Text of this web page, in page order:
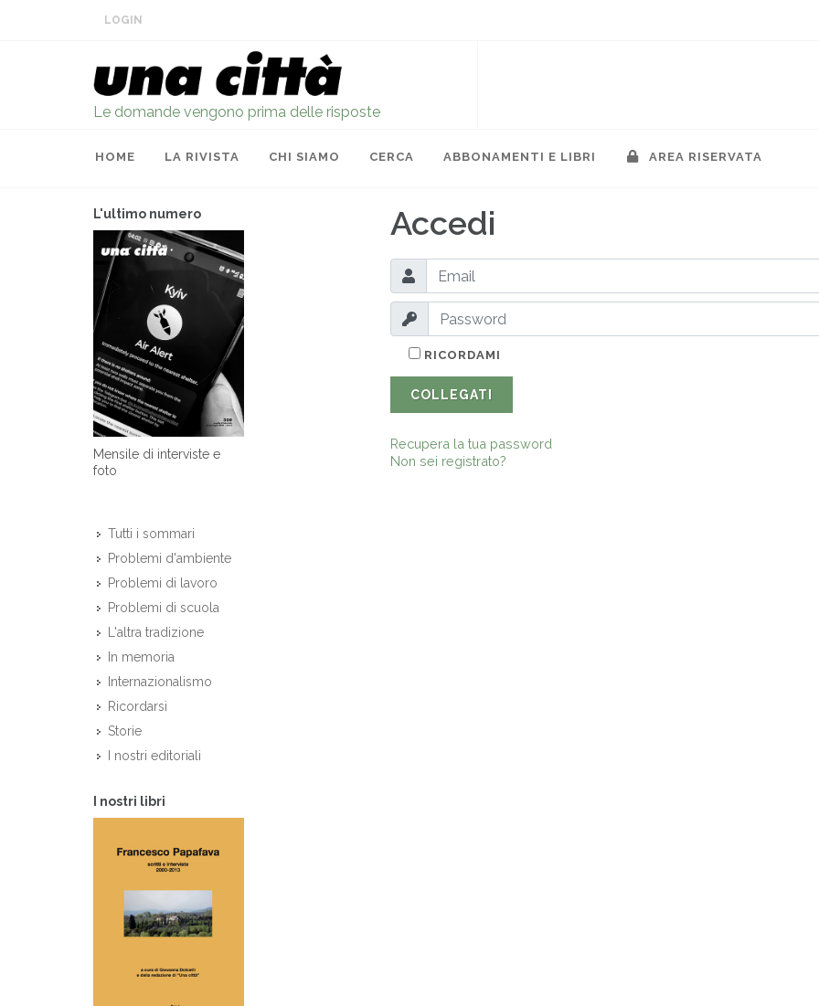
LOGIN
Le domande vengono prima delle risposte
HOME LA RIVISTA CHI SIAMO CERCA ABBONAMENTI E LIBRI AREA RISERVATA
L'ultimo numero
Mensile di interviste e
foto
Tutti i sommari
Problemi d'ambiente
Problemi di lavoro
Problemi di scuola
L'altra tradizione
In memoria
Internazionalismo
Ricordarsi
Storie
I nostri editoriali
I nostri libri
Accedi
RICORDAMI
COLLEGATI
Recupera la tua password
Non sei registrato?